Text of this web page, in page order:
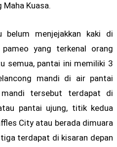
Maha Kuasa.
belum menjejakkan kaki di
yang terkenal orang
semua, pantai ini memiliki 3
mandi di air pantai
mandi tersebut terdapat di
pantai ujung, titik kedua
City atau berada dimuara
terdapat di kisaran depan